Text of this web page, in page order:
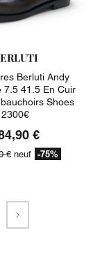
Berluti Andy
7.5 41.5 En Cuir
Shoes
2300€
€
€neuf -75%
Suivant